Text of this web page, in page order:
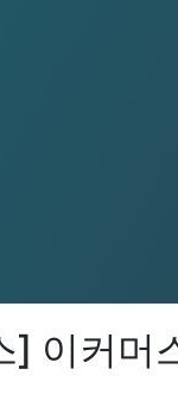
] 이커머